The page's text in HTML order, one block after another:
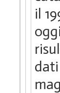
il